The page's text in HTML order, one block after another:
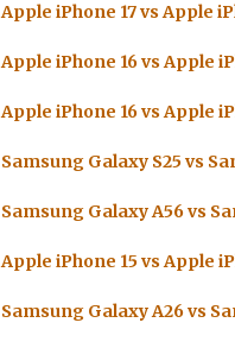
Apple iPhone 17 vs Apple
Apple iPhone 16 vs Apple
Apple iPhone 16 vs Apple
Samsung Galaxy S25 vs
Samsung Galaxy A56 vs
Apple iPhone 15 vs Apple
Samsung Galaxy A26 vs